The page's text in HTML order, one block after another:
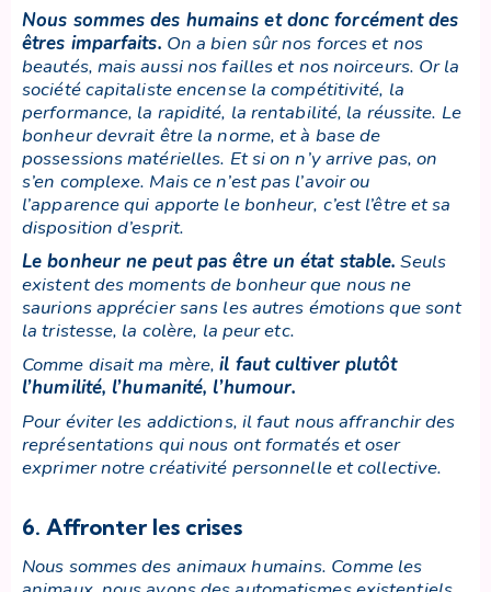
Nous sommes des humains et donc forcément des
êtres imparfaits. On a bien sûr nos forces et nos
beautés, mais aussi nos failles et nos noirceurs. Or la
société capitaliste encense la compétitivité, la
performance, la rapidité, la rentabilité, la réussite. Le
bonheur devrait être la norme, et à base de
possessions matérielles. Et si on n’y arrive pas, on
s’en complexe. Mais ce n’est pas l’avoir ou
l’apparence qui apporte le bonheur, c’est l’être et sa
disposition d’esprit.
Le bonheur ne peut pas être un état stable. Seuls
existent des moments de bonheur que nous ne
saurions apprécier sans les autres émotions que sont
la tristesse, la colère, la peur etc.
Comme disait ma mère,il faut cultiver plutôt
l’humilité, l’humanité, l’humour.
Pour éviter les addictions, il faut nous affranchir des
représentations qui nous ont formatés et oser
exprimer notre créativité personnelle et collective.
6. Affronter les crises
Nous sommes des animaux humains. Comme les